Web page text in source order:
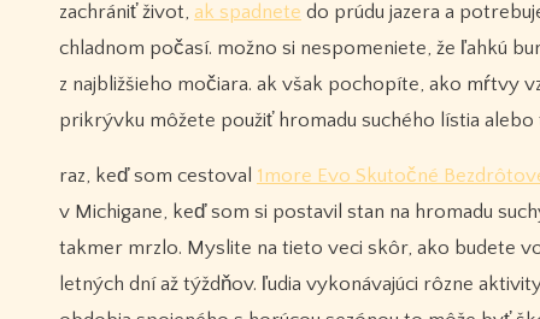
zachrániť život, ak spadnete do prúdu jazera a
chladnom počasí. možno si nespomeniete, že ľahkú
z najbližšieho močiara. ak však pochopíte, ako mŕtvy
prikrývku môžete použiť hromadu suchého lístia alebo
raz, keď som cestoval 1more Evo Skutočné
v Michigane, keď som si postavil stan na hromadu
takmer mrzlo. Myslite na tieto veci skôr, ako budete
letných dní až týždňov. ľudia vykonávajúci rôzne